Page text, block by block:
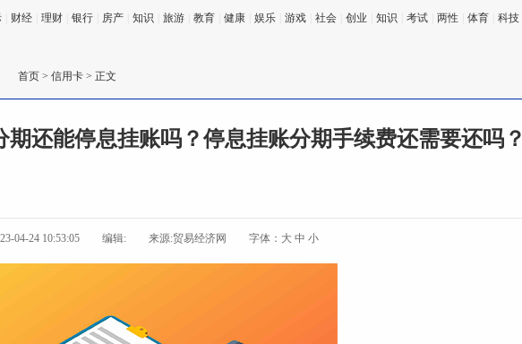
财经 理财 银行 房产 知识 旅游 教育 健康 娱乐 游戏 社会 创业 知识 考试 两性 体育 科技
首页 > 信用卡 > 正文
期还能停息挂账吗？停息挂账分期手续费还需要还吗？
04-24 10:53:05 编辑: 来源:贸易经济网 字体： 大 中 小